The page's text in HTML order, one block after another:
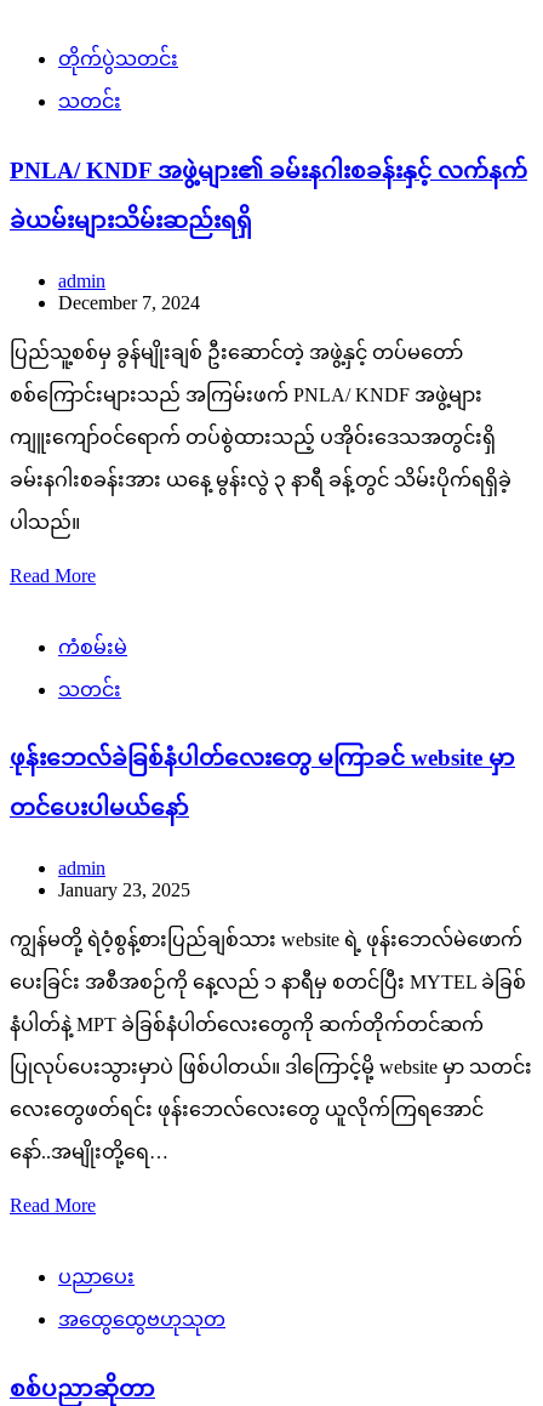
တိုက်ပွဲသတင်း
သတင်း
PNLA/ KNDF အဖွဲ့များ၏ ခမ်းနဂါးစခန်းနှင့် လက်နက်
ခဲယမ်းများသိမ်းဆည်းရရှိ
admin
December 7, 2024
ပြည်သူ့စစ်မှ ခွန်မျိုးချစ် ဦးဆောင်တဲ့ အဖွဲ့နှင့် တပ်မတော်
စစ်ကြောင်းများသည် အကြမ်းဖက် PNLA/ KNDF အဖွဲ့များ
ကျူးကျော်ဝင်ရောက် တပ်စွဲထားသည့် ပအိုဝ်းဒေသအတွင်းရှိ
ခမ်းနဂါးစခန်းအား ယနေ့ မွန်းလွဲ ၃ နာရီ ခန့်တွင် သိမ်းပိုက်ရရှိခဲ့
ပါသည်။
Read More
ကံစမ်းမဲ
သတင်း
ဖုန်းဘေလ်ခဲခြစ်နံပါတ်လေးတွေ မကြာခင် website မှာ
တင်ပေးပါမယ်နော်
admin
January 23, 2025
ကျွန်မတို့ ရဲဝံ့စွန့်စားပြည်ချစ်သား website ရဲ့ ဖုန်းဘေလ်မဲဖောက်
ပေးခြင်း အစီအစဉ်ကို နေ့လည် ၁ နာရီမှ စတင်ပြီး MYTEL ခဲခြစ်
နံပါတ်နဲ့ MPT ခဲခြစ်နံပါတ်လေးတွေကို ဆက်တိုက်တင်ဆက်
ပြုလုပ်ပေးသွားမှာပဲ ဖြစ်ပါတယ်။ ဒါကြောင့်မို့ website မှာ သတင်း
လေးတွေဖတ်ရင်း ဖုန်းဘေလ်လေးတွေ ယူလိုက်ကြရအောင်
နော်..အမျိုးတို့ရေ…
Read More
ပညာပေး
အထွေထွေဗဟုသုတ
စစ်ပညာဆိုတာ